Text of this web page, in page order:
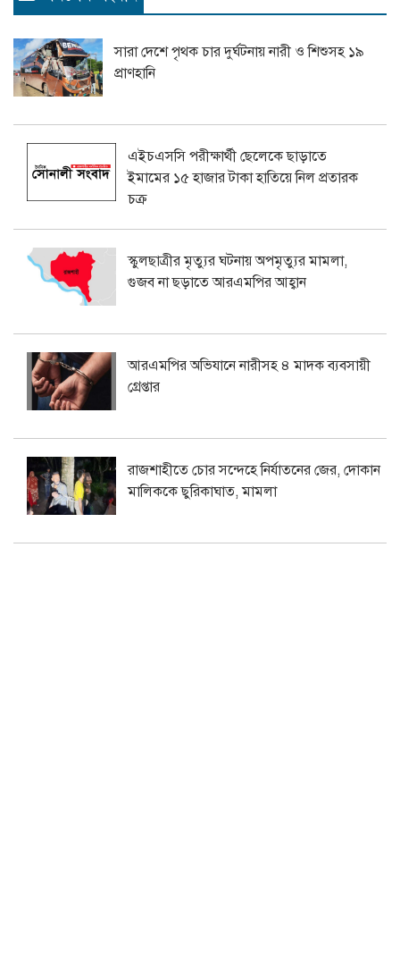
সারা দেশে পৃথক চার দুর্ঘটনায় নারী ও শিশুসহ ১৯
প্রাণহানি
এইচএসসি পরীক্ষার্থী ছেলেকে ছাড়াতে
ইমামের ১৫ হাজার টাকা হাতিয়ে নিল প্রতারক
চক্র
স্কুলছাত্রীর মৃত্যুর ঘটনায় অপমৃত্যুর মামলা,
গুজব না ছড়াতে আরএমপির আহ্বান
আরএমপির অভিযানে নারীসহ ৪ মাদক ব্যবসায়ী
গ্রেপ্তার
রাজশাহীতে চোর সন্দেহে নির্যাতনের জের, দোকান
মালিককে ছুরিকাঘাত, মামলা